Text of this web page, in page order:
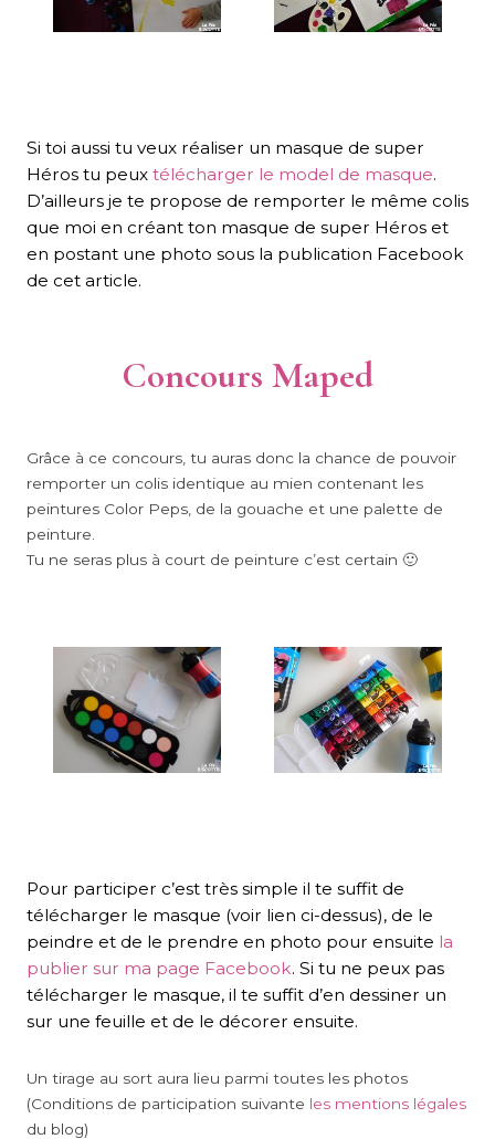
Si toi aussi tu veux réaliser un masque de super
Héros tu peux télécharger le model de masque.
D’ailleurs je te propose de remporter le même colis
que moi en créant ton masque de super Héros et
en postant une photo sous la publication Facebook
de cet article.
Concours Maped
Grâce à ce concours, tu auras donc la chance de pouvoir
remporter un colis identique au mien contenant les
peintures Color Peps, de la gouache et une palette de
peinture.
Tu ne seras plus à court de peinture c’est certain 🙂
Pour participer c’est très simple il te suffit de
télécharger le masque (voir lien ci-dessus), de le
peindre et de le prendre en photo pour ensuite la
publier sur ma page Facebook. Si tu ne peux pas
télécharger le masque, il te suffit d’en dessiner un
sur une feuille et de le décorer ensuite.
Un tirage au sort aura lieu parmi toutes les photos
(Conditions de participation suivante les mentions légales
du blog)